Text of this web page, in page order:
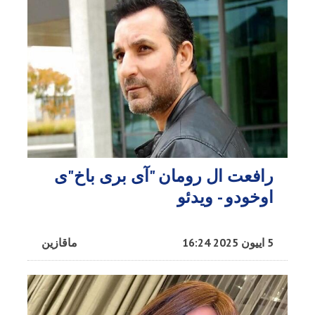
رافعت ال رومان "آی بری باخ"ی
اوخودو - ویدئو
ماقازین 5 اییون 2025 16:24